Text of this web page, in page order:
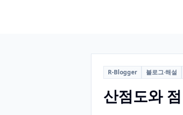
R-Blogger 블로그·해설
산점도와